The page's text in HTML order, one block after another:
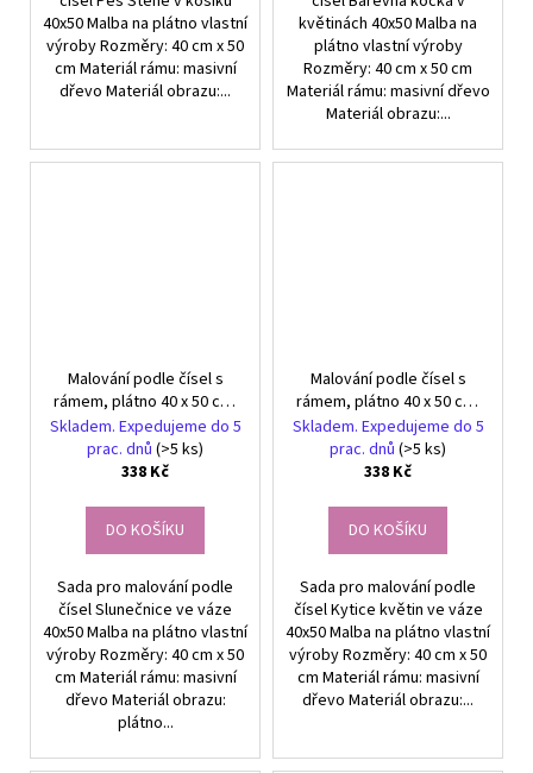
40x50 Malba na plátno vlastní
výroby Rozměry: 40 cm x 50
cm Materiál rámu: masivní
dřevo Materiál obrazu:...
květinách 40x50 Malba na
plátno vlastní výroby
Rozměry: 40 cm x 50 cm
Materiál rámu: masivní dřevo
Materiál obrazu:...
Malování podle čísel s
rámem, plátno 40 x 50 cm,
Slunečnice ve váze
Skladem. Expedujeme do 5
prac. dnů (>5 ks)
338 Kč
DO KOŠÍKU
Sada pro malování podle
čísel Slunečnice ve váze
40x50 Malba na plátno vlastní
výroby Rozměry: 40 cm x 50
cm Materiál rámu: masivní
dřevo Materiál obrazu:
plátno...
Malování podle čísel s
rámem, plátno 40 x 50 cm,
Kytice květin ve váze
Skladem. Expedujeme do 5
prac. dnů (>5 ks)
338 Kč
DO KOŠÍKU
Sada pro malování podle
čísel Kytice květin ve váze
40x50 Malba na plátno vlastní
výroby Rozměry: 40 cm x 50
cm Materiál rámu: masivní
dřevo Materiál obrazu:...